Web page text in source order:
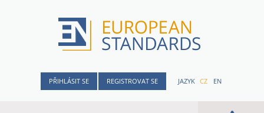
PŘIHLÁSIT SE REGISTROVAT SE JAZYK CZ EN